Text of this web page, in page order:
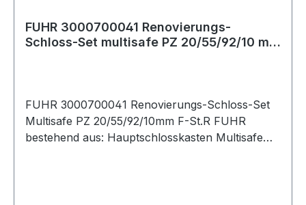
FUHR 3000700041 Renovierungs-
Schloss-Set multisafe PZ 20/55/92/10 mm
FUHR 3000700041 Renovierungs-Schloss-Set
Multisafe PZ 20/55/92/10mm F-St.R FUHR
bestehend aus: Hauptschlosskasten Multisafe